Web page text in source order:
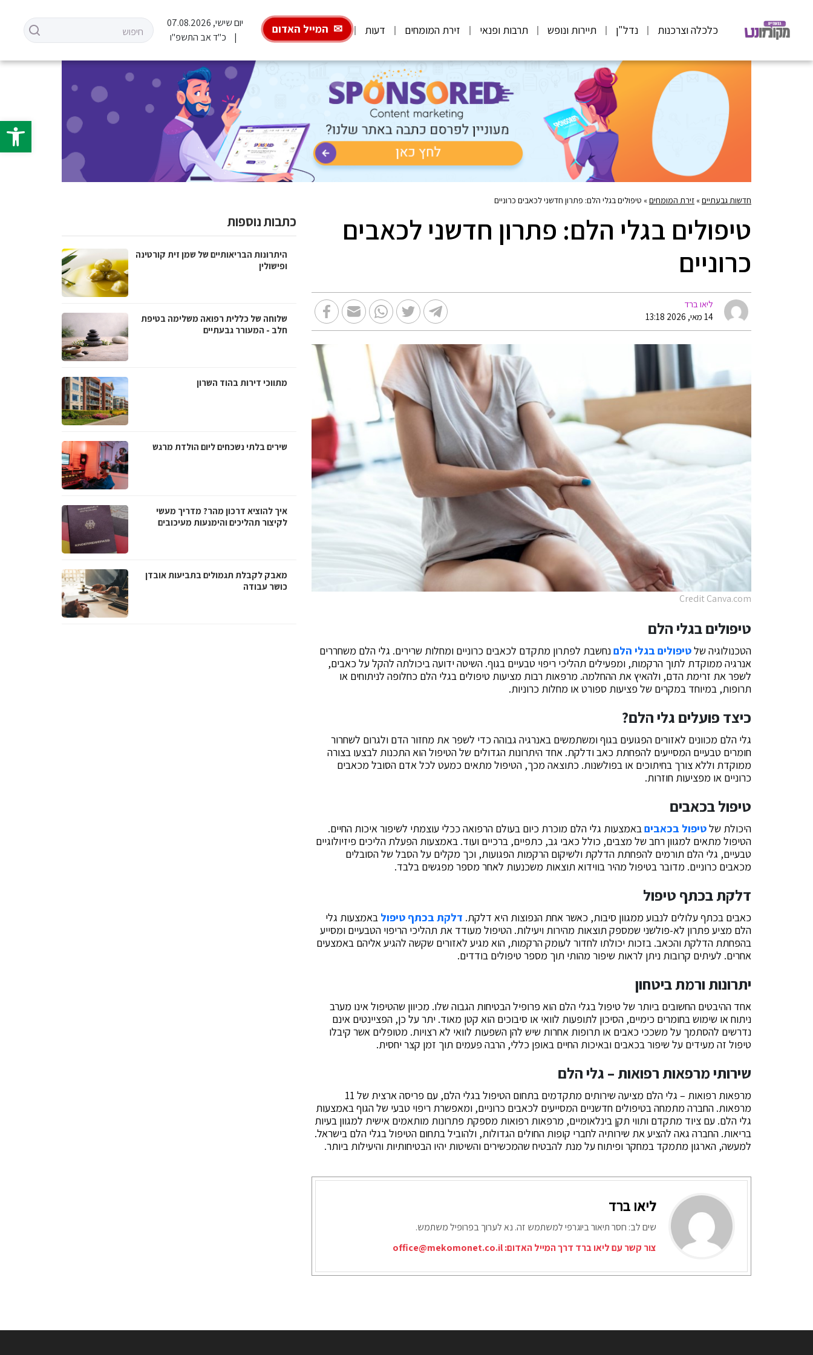
פתח
כלכלה וצרכנות נדל"ן תיירות ונופש תרבות ופנאי זירת המומחים דעות המייל האדום
יום שישי, 07.08.2026
כ"ד אב התשפ"ו
חדשות גבעתיים» זירת המומחים» טיפולים בגלי הלם: פתרון חדשני לכאבים כרוניים
טיפולים בגלי הלם: פתרון חדשני לכאבים
כרוניים
ליאו ברד
14 מאי, 2026 13:18
Credit Canva.com
טיפולים בגלי הלם
הטכנולוגיה שלטיפולים בגלי הלםנחשבת לפתרון מתקדם לכאבים כרוניים ומחלות שרירים. גלי הלם משחררים
אנרגיה ממוקדת לתוך הרקמות, ומפעילים תהליכי ריפוי טבעיים בגוף. השיטה ידועה ביכולתה להקל על כאבים,
לשפר את זרימת הדם, ולהאיץ את ההחלמה. מרפאות רבות מציעות טיפולים בגלי הלם כחלופה לניתוחים או
תרופות, במיוחד במקרים של פציעות ספורט או מחלות כרוניות.
כיצד פועלים גלי הלם?
גלי הלם מכוונים לאזורים הפגועים בגוף ומשתמשים באנרגיה גבוהה כדי לשפר את מחזור הדם ולגרום לשחרור
חומרים טבעיים המסייעים להפחתת כאב ודלקת. אחד היתרונות הגדולים של הטיפול הוא התכנות לבצעו בצורה
ממוקדת וללא צורך בחיתוכים או בפולשנות. כתוצאה מכך, הטיפול מתאים כמעט לכל אדם הסובל מכאבים
כרוניים או מפציעות חוזרות.
טיפול בכאבים
היכולת שלטיפול בכאביםבאמצעות גלי הלם מוכרת כיום בעולם הרפואה ככלי עוצמתי לשיפור איכות החיים.
הטיפול מתאים למגוון רחב של מצבים, כולל כאבי גב, כתפיים, ברכיים ועוד. באמצעות הפעלת הליכים פיזיולוגיים
טבעיים, גלי הלם תורמים להפחתת הדלקת ולשיקום הרקמות הפגועות, וכך מקלים על הסבל של הסובלים
מכאבים כרוניים. מדובר בטיפול מהיר בווידוא תוצאות משכנעות לאחר מספר מפגשים בלבד.
דלקת בכתף טיפול
כאבים בכתף עלולים לנבוע ממגוון סיבות, כאשר אחת הנפוצות היא דלקת. דלקת בכתף טיפול באמצעות גלי
הלם מציע פתרון לא-פולשני שמספק תוצאות מהירות ויעילות. הטיפול מעודד את תהליכי הריפוי הטבעיים ומסייע
בהפחתת הדלקת והכאב. בזכות יכולתו לחדור לעומק הרקמות, הוא מגיע לאזורים שקשה להגיע אליהם באמצעים
אחרים. לעיתים קרובות ניתן לראות שיפור מהותי תוך מספר טיפולים בודדים.
יתרונות ורמת ביטחון
אחד ההיבטים החשובים ביותר של טיפול בגלי הלם הוא פרופיל הבטיחות הגבוה שלו. מכיוון שהטיפול אינו מערב
ניתוח או שימוש בחומרים כימיים, הסיכון לתופעות לוואי או סיבוכים הוא קטן מאוד. יתר על כן, הפציינטים אינם
נדרשים להסתמך על משככי כאבים או תרופות אחרות שיש להן השפעות לוואי לא רצויות. מטופלים אשר קיבלו
טיפול זה מעידים על שיפור בכאבים ובאיכות החיים באופן כללי, הרבה פעמים תוך זמן קצר יחסית.
שירותי מרפאות רפואות – גלי הלם
מרפאות רפואות – גלי הלם מציעה שירותים מתקדמים בתחום הטיפול בגלי הלם, עם פריסה ארצית של 11
מרפאות. החברה מתמחה בטיפולים חדשניים המסייעים לכאבים כרוניים, ומאפשרת ריפוי טבעי של הגוף באמצעות
גלי הלם. עם ציוד מתקדם ותווי תקן בינלאומיים, מרפאות רפואות מספקת פתרונות מותאמים אישית למגוון בעיות
בריאות. החברה גאה להציע את שירותיה לחברי קופות החולים הגדולות, ולהוביל בתחום הטיפול בגלי הלם בישראל.
למעשה, הארגון מתמקד במחקר ופיתוח על מנת להבטיח שהמכשירים והשיטות יהיו הבטיחותיות והיעילות ביותר.
ליאו ברד
שים לב: חסר תיאור ביוגרפי למשתמש זה. נא לערוך בפרופיל משתמש.
צור קשר עם ליאו ברד דרך המייל האדום:office@mekomonet.co.il
כתבות נוספות
היתרונות הבריאותיים של שמן זית קורטינה
ופישולין
שלוחה של כללית רפואה משלימה בטיפת
חלב - המעורר גבעתיים
מתווכי דירות בהוד השרון
שירים בלתי נשכחים ליום הולדת מרגש
איך להוציא דרכון מהר? מדריך מעשי
לקיצור תהליכים והימנעות מעיכובים
מאבק לקבלת תגמולים בתביעות אובדן
כושר עבודה